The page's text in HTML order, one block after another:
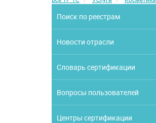
Поиск по реестрам
Новости отрасли
Словарь сертификации
Вопросы пользователей
Центры сертификации